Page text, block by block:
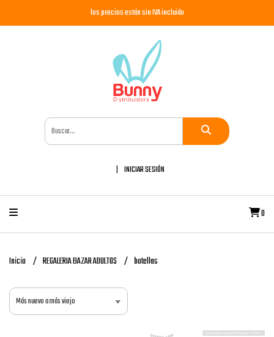
los precios están sin IVA incluido
INICIAR SESIÓN
0
Inicio REGALERIA BAZAR ADULTOS botellas